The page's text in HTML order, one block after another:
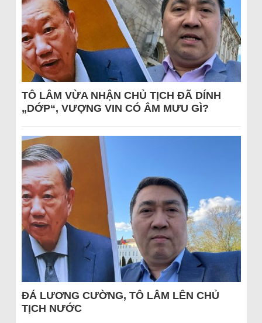
TÔ LÂM VỪA NHẬN CHỦ TỊCH ĐÃ DÍNH
„DỚP“, VƯỢNG VIN CÓ ÂM MƯU GÌ?
ĐÁ LƯƠNG CƯỜNG, TÔ LÂM LÊN CHỦ
TỊCH NƯỚC